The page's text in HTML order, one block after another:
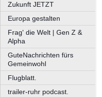
Zukunft JETZT
Europa gestalten
Frag' die Welt | Gen Z &
Alpha
GuteNachrichten fürs
Gemeinwohl
Flugblatt.
trailer-ruhr podcast.